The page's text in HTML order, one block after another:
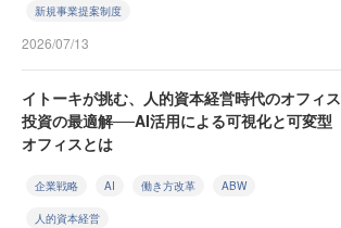
新規事業提案制度
2026/07/13
イトーキが挑む、人的資本経営時代のオフィス
投資の最適解──AI活用による可視化と可変型
オフィスとは
企業戦略 AI 働き方改革 ABW
人的資本経営